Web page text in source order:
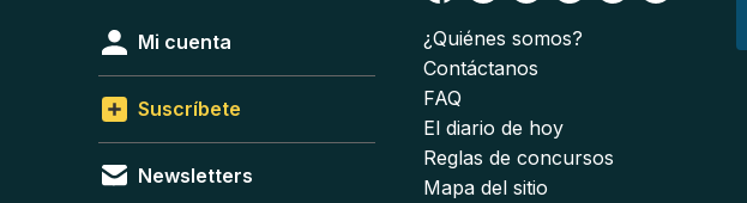
Mi cuenta
Suscríbete
Newsletters
¿Quiénes somos?
Contáctanos
FAQ
El diario de hoy
Reglas de concursos
Mapa del sitio